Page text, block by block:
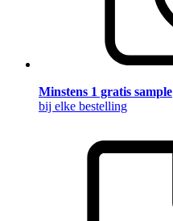
Minstens 1 gratis sample
bij elke bestelling